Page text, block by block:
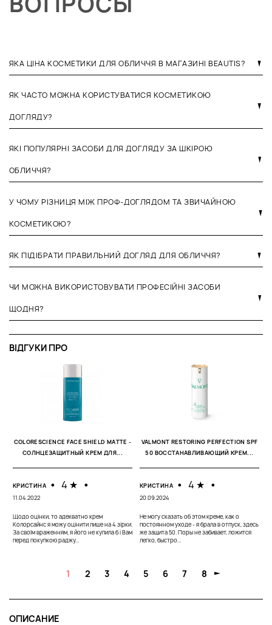
ЯКА ЦІНА КОСМЕТИКИ ДЛЯ ОБЛИЧЧЯ В МАГАЗИНІ BEAUTIS?
ЯК ЧАСТО МОЖНА КОРИСТУВАТИСЯ КОСМЕТИКОЮ
ДОГЛЯДУ?
ЯКІ ПОПУЛЯРНІ ЗАСОБИ ДЛЯ ДОГЛЯДУ ЗА ШКІРОЮ
ОБЛИЧЧЯ?
У ЧОМУ РІЗНИЦЯ МІЖ ПРОФ-ДОГЛЯДОМ ТА ЗВИЧАЙНОЮ
КОСМЕТИКОЮ?
ЯК ПІДІБРАТИ ПРАВИЛЬНИЙ ДОГЛЯД ДЛЯ ОБЛИЧЧЯ?
ЧИ МОЖНА ВИКОРИСТОВУВАТИ ПРОФЕСІЙНІ ЗАСОБИ
ЩОДНЯ?
ВІДГУКИ ПРО
COLORESCIENCE FACE SHIELD MATTE -
СОЛНЦЕЗАЩИТНЫЙ КРЕМ ДЛЯ...
КРИСТИНА • 4 ★ •
11.04.2022
Щодо оцінки, то адекватно крем
Колорсайнс я можу оцінити лише на 4 зірки.
За своїм враженням, я його не купила б і Вам
перед покупкою раджу...
VALMONT RESTORING PERFECTION SPF
50 ВОССТАНАВЛИВАЮЩИЙ КРЕМ...
КРИСТИНА • 4 ★ •
20.09.2024
Не могу сказать об этом креме, как о
постоянном уходе - я брала в отпуск, здесь
же защита 50. Поры не забивает, ложится
легко, быстро...
1 2 3 4 5 6 7 8
ОПИСАНИЕ